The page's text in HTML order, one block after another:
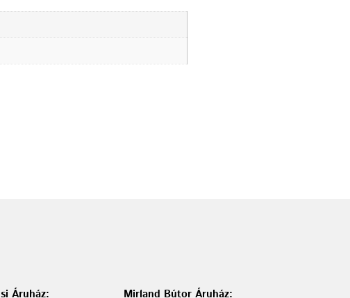
Áruház: Mirland Bútor Áruház: